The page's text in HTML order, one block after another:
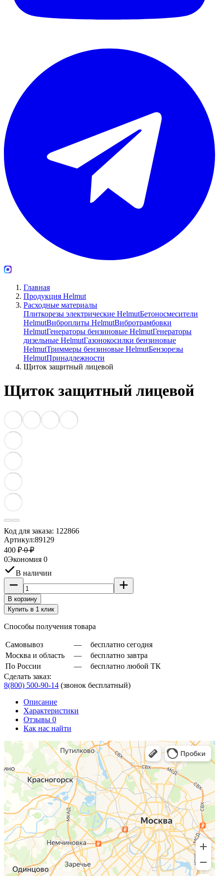
Главная
Продукция Helmut
Расходные материалы
Плиткорезы электрические HelmutБетоносмесители
HelmutВиброплиты HelmutВибротрамбовки
HelmutГенераторы бензиновые HelmutГенераторы
дизельные HelmutГазонокосилки бензиновые
HelmutТриммеры бензиновые HelmutБензорезы
HelmutПринадлежности
Щиток защитный лицевой
Щиток защитный лицевой
Код для заказа: 122866
Артикул:89129
400 ₽0 ₽
0Экономия 0
В наличии
В корзину
Купить в 1 клик
Способы получения товара
Самовывоз —
бесплатно сегодня
Москва и область
—
бесплатно завтра
По России
—
бесплатно любой ТК
Сделать заказ:
8(800) 500-90-14 (звонок бесплатный)
Описание
Характеристики
Отзывы 0
Как нас найти